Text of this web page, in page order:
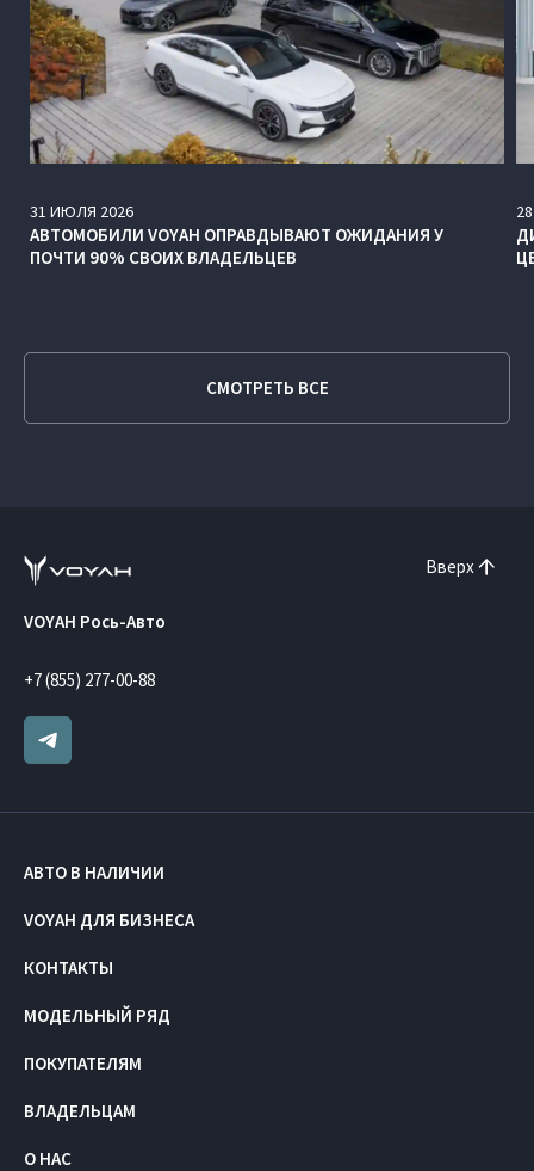
31 ИЮЛЯ 2026
АВТОМОБИЛИ VOYAH ОПРАВДЫВАЮТ ОЖИДАНИЯ У
ПОЧТИ 90% СВОИХ ВЛАДЕЛЬЦЕВ
28
СМОТРЕТЬ ВСЕ
Вверх
VOYAH Рось-Авто
+7 (855) 277-00-88
АВТО В НАЛИЧИИ
VOYAH ДЛЯ БИЗНЕСА
КОНТАКТЫ
МОДЕЛЬНЫЙ РЯД
ПОКУПАТЕЛЯМ
ВЛАДЕЛЬЦАМ
О НАС